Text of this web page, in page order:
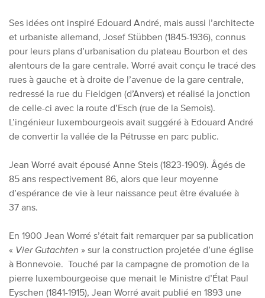
Ses idées ont inspiré Edouard André, mais aussi l’architecte
et urbaniste allemand, Josef Stübben (1845-1936), connus
pour leurs plans d’urbanisation du plateau Bourbon et des
alentours de la gare centrale. Worré avait conçu le tracé des
rues à gauche et à droite de l’avenue de la gare centrale,
redressé la rue du Fieldgen (d’Anvers) et réalisé la jonction
de celle-ci avec la route d’Esch (rue de la Semois).
L’ingénieur luxembourgeois avait suggéré à Edouard André
de convertir la vallée de la Pétrusse en parc public.
Jean Worré avait épousé Anne Steis (1823-1909). Âgés de
85 ans respectivement 86, alors que leur moyenne
d’espérance de vie à leur naissance peut être évaluée à
37 ans.
En 1900 Jean Worré s’était fait remarquer par sa publication
« Vier Gutachten » sur la construction projetée d’une église
à Bonnevoie. Touché par la campagne de promotion de la
pierre luxembourgeoise que menait le Ministre d’État Paul
Eyschen (1841-1915), Jean Worré avait publié en 1893 une